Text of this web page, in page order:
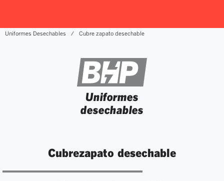
Uniformes Desechables Cubre zapato desechable
Uniformes
desechables
Cubrezapato desechable